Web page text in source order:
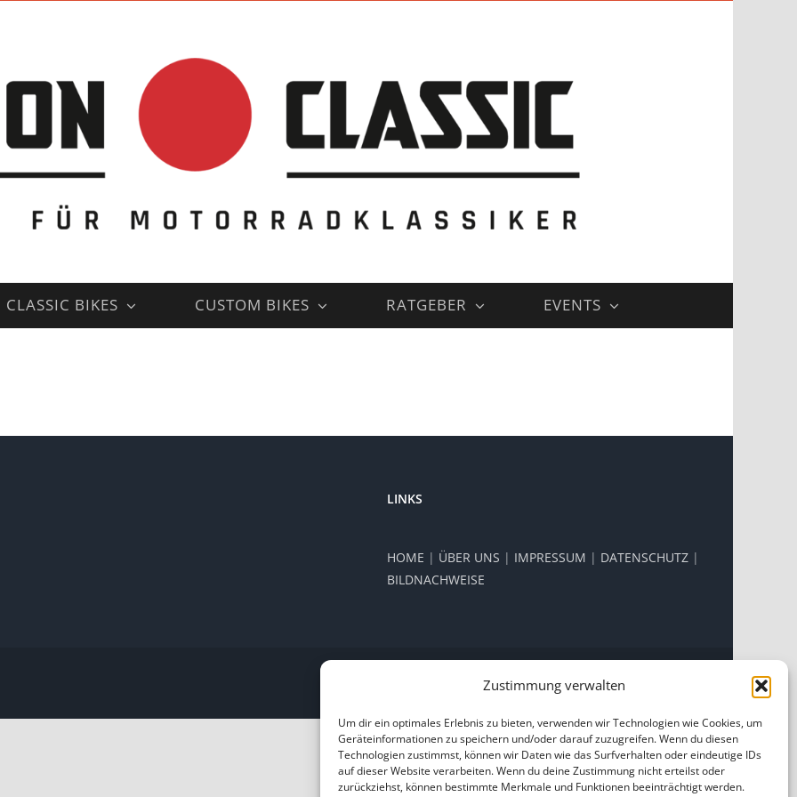
Zustimmung verwalten
Um dir ein optimales Erlebnis zu bieten, verwenden wir Technologien wie Cookies, um
Geräteinformationen zu speichern und/oder darauf zuzugreifen. Wenn du diesen
Technologien zustimmst, können wir Daten wie das Surfverhalten oder eindeutige IDs
auf dieser Website verarbeiten. Wenn du deine Zustimmung nicht erteilst oder
zurückziehst, können bestimmte Merkmale und Funktionen beeinträchtigt werden.
CLASSIC BIKES CUSTOM BIKES RATGEBER EVENTS
LINKS
HOME | ÜBER UNS | IMPRESSUM | DATENSCHUTZ |
BILDNACHWEISE
Instagram